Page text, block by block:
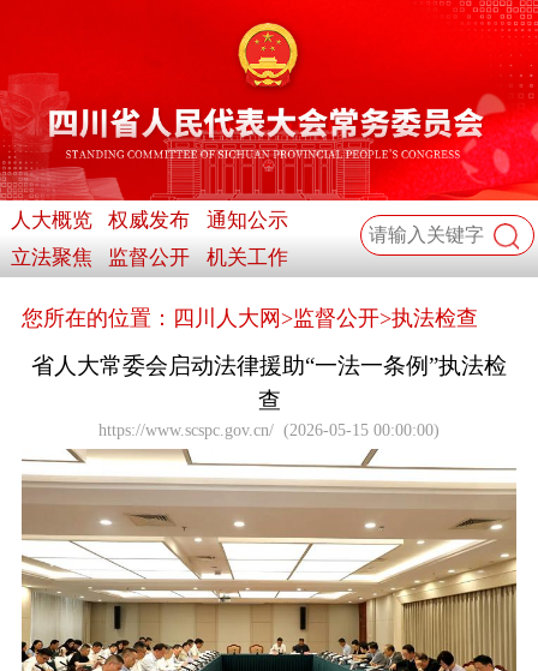
人大概览 权威发布
通知公示
立法聚焦
监督公开 机关工作
您所在的位置： 四川人大网 >监督公开>执法检查
省人大常委会启动法律援助“一法一条例”执法检
查
https://www.scspc.gov.cn/ (2026-05-15 00:00:00)